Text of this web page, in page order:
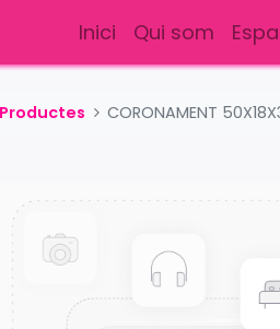
Inici Qui som
CORONAMENT